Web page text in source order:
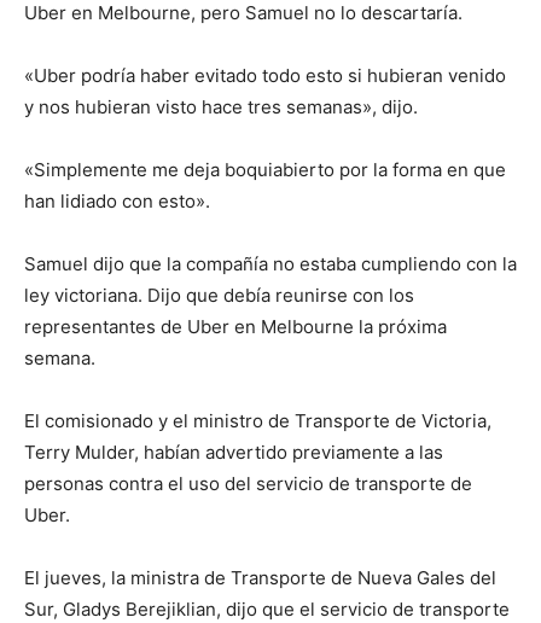
Uber en Melbourne, pero Samuel no lo descartaría.
«Uber podría haber evitado todo esto si hubieran venido
y nos hubieran visto hace tres semanas», dijo.
«Simplemente me deja boquiabierto por la forma en que
han lidiado con esto».
Samuel dijo que la compañía no estaba cumpliendo con la
ley victoriana. Dijo que debía reunirse con los
representantes de Uber en Melbourne la próxima
semana.
El comisionado y el ministro de Transporte de Victoria,
Terry Mulder, habían advertido previamente a las
personas contra el uso del servicio de transporte de
Uber.
El jueves, la ministra de Transporte de Nueva Gales del
Sur, Gladys Berejiklian, dijo que el servicio de transporte